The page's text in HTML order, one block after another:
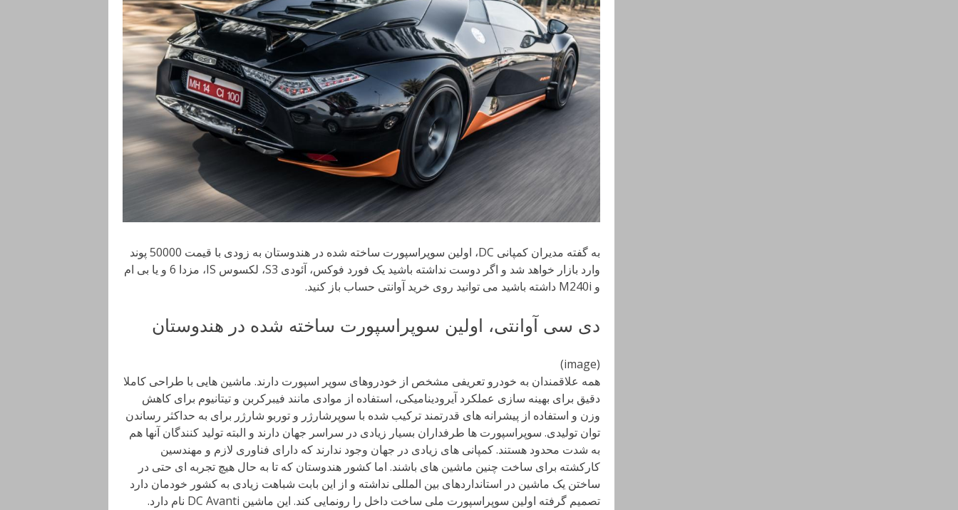
به گفته مدیران کمپانی DC، اولین سوپراسپورت ساخته شده در هندوستان به زودی با قیمت 50000 پوند
وارد بازار خواهد شد و اگر دوست نداشته باشید یک فورد فوکس، آئودی S3، لکسوس IS، مزدا 6 و یا بی ام
و M240i داشته باشید می توانید روی خرید آوانتی حساب باز کنید.
دی سی آوانتی، اولین سوپراسپورت ساخته شده در هندوستان
(image)
همه علاقمندان به خودرو تعریفی مشخص از خودروهای سوپر اسپورت دارند. ماشین هایی با طراحی کاملا
دقیق برای بهینه سازی عملکرد آیرودینامیکی، استفاده از موادی مانند فیبرکربن و تیتانیوم برای کاهش
وزن و استفاده از پیشرانه های قدرتمند ترکیب شده با سوپرشارژر و توربو شارژر برای به حداکثر رساندن
توان تولیدی. سوپراسپورت ها طرفداران بسیار زیادی در سراسر جهان دارند و البته تولید کنندگان آنها هم
به شدت محدود هستند. کمپانی های زیادی در جهان وجود ندارند که دارای فناوری لازم و مهندسین
کارکشته برای ساخت چنین ماشین های باشند. اما کشور هندوستان که تا به حال هیچ تجربه ای حتی در
ساختن یک ماشین در استانداردهای بین المللی نداشته و از این بابت شباهت زیادی به کشور خودمان دارد
تصمیم گرفته اولین سوپراسپورت ملی ساخت داخل را رونمایی کند. این ماشین DC Avanti نام دارد.